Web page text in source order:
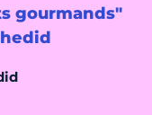
gourmands"